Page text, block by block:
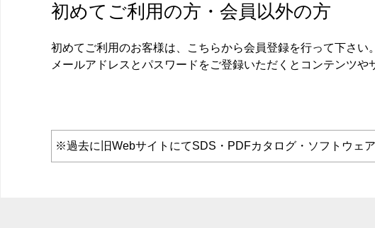
初めてご利用の方・会員以外の方
初めてご利用のお客様は、こちらから会員登録を行って下さい。
メールアドレスとパスワードをご登録いただくとコンテンツや
※過去に旧WebサイトにてSDS・PDFカタログ・ソフトウェ